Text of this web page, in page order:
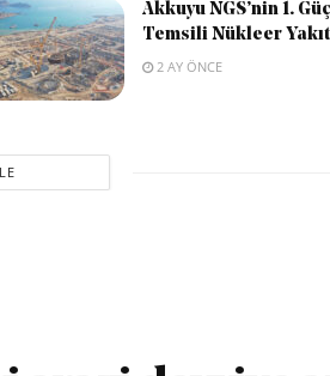
Akkuyu NGS’nin 1.
Temsili Nükleer
2 AY ÖNCE